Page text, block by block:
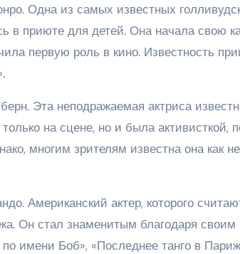
Одна из самых известных
в приюте для детей. Она начала свою
первую роль в кино. Известность
Эта неподражаемая актриса
на сцене, но и была
многим зрителям известна она как
Американский актер, которого
Он стал знаменитым благодаря
имени Боб», «Последнее танго в